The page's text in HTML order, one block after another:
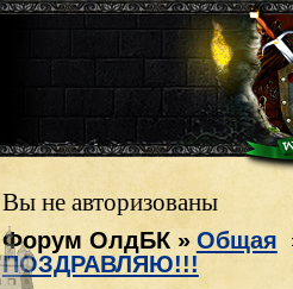
Вы не авторизованы
Форум ОлдБК» Общая
ПОЗДРАВЛЯЮ!!!